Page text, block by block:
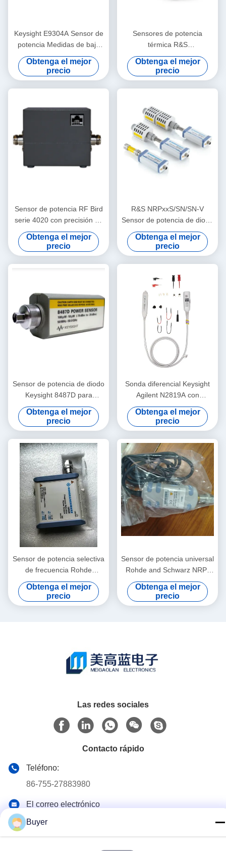
Keysight E9304A Sensor de
potencia Medidas de baja
frecuencia Potencia
promedio en el rango de
frecuencia 9 KHz a 6 GHz
Obtenga el mejor
precio
Sensores de potencia
térmica R&S
NRPxxT/TN/TWG/TWGN
para aplicaciones de RF y
microondas
Obtenga el mejor
precio
Sensor de potencia RF Bird
serie 4020 con precisión de
±3 % y calibración rastreable
por NIST para aplicaciones
de 100 kHz a 3 GHz
Obtenga el mejor
precio
R&S NRPxxS/SN/SN-V
Sensor de potencia de diodo
de tres vías con control USB
y LAN de 50 MHz a 50 GHz
Obtenga el mejor
precio
Sensor de potencia de diodo
Keysight 8487D para
mediciones de potencia
promedio de 50 MHz a 50
GHz con calibración
rastreable NIST
Obtenga el mejor
precio
Sonda diferencial Keysight
Agilent N2819A con
AutoProbe 800 MHz
Atenuación 10:1 Resistencia
de entrada 200 kΩ
Obtenga el mejor
precio
Sensor de potencia selectiva
de frecuencia Rohde
Schwarz NRQ6 de 50 MHz a
6 GHz con rango de -130
dBm a +20 dBm
Obtenga el mejor
precio
Sensor de potencia universal
Rohde and Schwarz NRP-
Z11 con rango de frecuencia
de 10 MHz a 8 GHz y
medición de potencia de 200
Obtenga el mejor
precio
Las redes sociales
Contacto rápido
Teléfono:
86-755-27883980
El correo electrónico
buyer2@meigaolan.com
Dirección
Buyer